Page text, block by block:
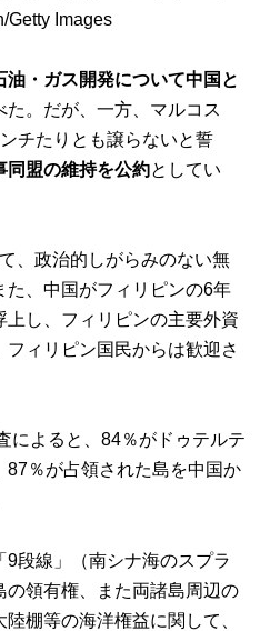
Getty Images
油・ガス開発について中国と
た。だが、一方、マルコス
チたりとも譲らないと誓
同盟の維持を公約としてい
、政治的しがらみのない無
、中国がフィリピンの6年
し、フィリピンの主要外資
ィリピン国民からは歓迎さ
によると、84％がドゥテルテ
％が占領された島を中国か
9段線」（南シナ海のスプラ
の領有権、また両諸島周辺の
棚等の海洋権益に関して、